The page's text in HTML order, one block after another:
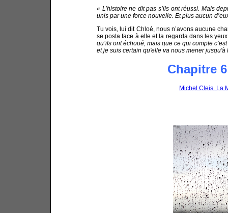
« L’histoire ne dit pas s’ils ont réussi. Mais
unis par une force nouvelle. Et plus aucun
Tu vois, lui dit Chloé, nous n’avons aucune
se posta face à elle et la regarda dans les
qu’ils ont échoué, mais que ce qui compte
et je suis certain qu'elle va nous mener
Chapitre
Michel Cleis. La